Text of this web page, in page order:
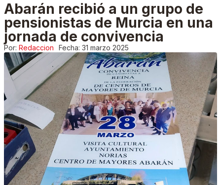
Abarán recibió a un grupo de
pensionistas de Murcia en una
jornada de convivencia
Por: Redaccion Fecha: 31 marzo 2025